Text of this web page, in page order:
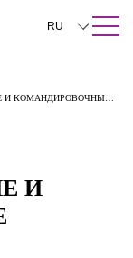
Закрыть
RU
中文
И КОМАНДИРОВОЧНЫЕ
И